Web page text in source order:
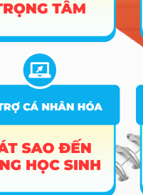
February 10, 2026